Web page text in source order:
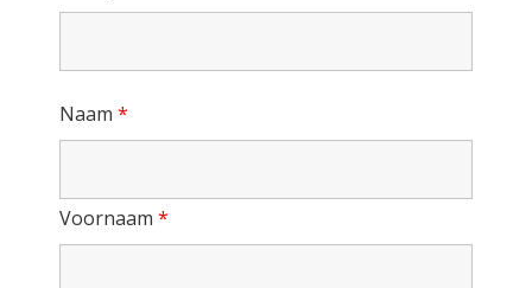
Naam *
Voornaam *